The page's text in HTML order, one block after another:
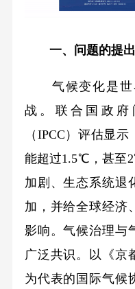
一、问题的提出
气候变化是世
战。联合国政
（IPCC）评估显
能超过1.5℃，甚至
加剧、生态系统退
加，并给全球经济
影响。气候治理与
广泛共识。以《京
为代表的国际气候